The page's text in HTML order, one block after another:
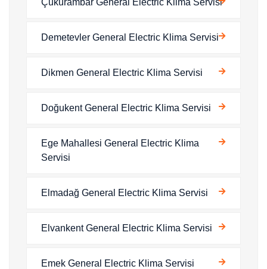
Demetevler General Electric Klima Servisi
Dikmen General Electric Klima Servisi
Doğukent General Electric Klima Servisi
Ege Mahallesi General Electric Klima
Servisi
Elmadağ General Electric Klima Servisi
Elvankent General Electric Klima Servisi
Emek General Electric Klima Servisi